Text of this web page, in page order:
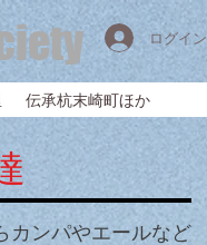
ログイン
伝承杭末崎町ほか
カンパやエールなど